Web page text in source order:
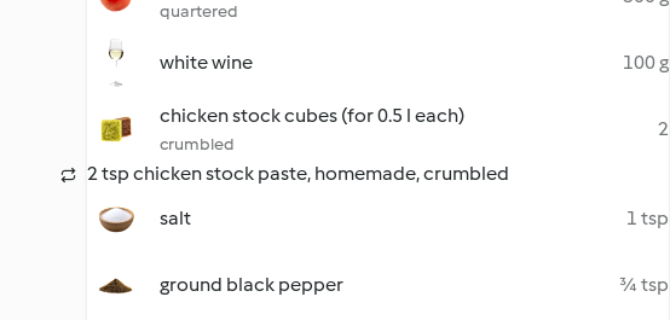
quartered
white wine 100 g
chicken stock cubes (for 0.5 l each)
crumbled
2
2 tsp chicken stock paste, homemade, crumbled
salt
1 tsp
ground black pepper ¾ tsp